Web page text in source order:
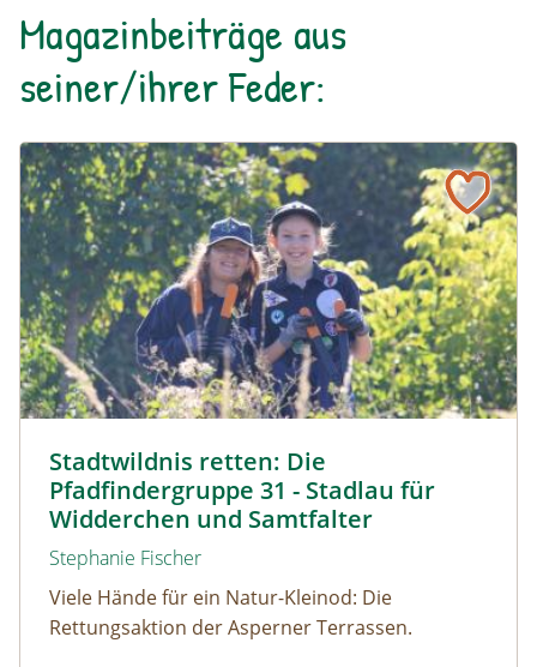
Magazinbeiträge aus
seiner/ihrer Feder:
Stadtwildnis retten: Die
Pfadfindergruppe 31 - Stadlau für
Widderchen und Samtfalter
Stephanie Fischer
Viele Hände für ein Natur-Kleinod: Die
Rettungsaktion der Asperner Terrassen.
Stadtwildnis retten: Die Pfadfindergruppe 31 - Stadlau